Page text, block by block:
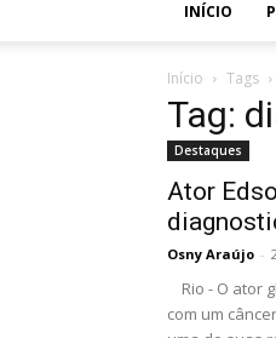
INÍCIO
Início Tags
Tag:
Destaques
Ator
Osny Araújo -
Rio - O ator
com um